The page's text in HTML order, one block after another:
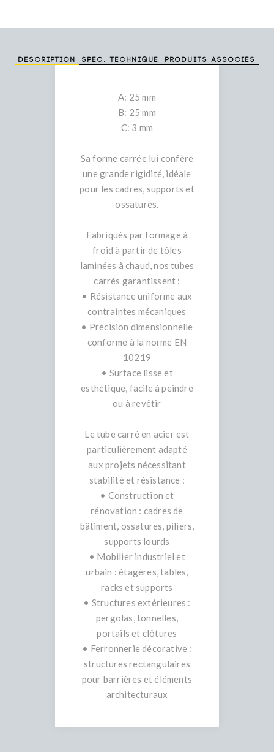
Description Spéc. technique Produits associés
A: 25 mm
B: 25 mm
C: 3 mm
Sa forme carrée lui confère
une grande rigidité, idéale
pour les cadres, supports et
ossatures.
Fabriqués par formage à
froid à partir de tôles
laminées à chaud, nos tubes
carrés garantissent :
• Résistance uniforme aux
contraintes mécaniques
• Précision dimensionnelle
conforme à la norme EN
10219
• Surface lisse et
esthétique, facile à peindre
ou à revêtir
Le tube carré en acier est
particulièrement adapté
aux projets nécessitant
stabilité et résistance :
• Construction et
rénovation : cadres de
bâtiment, ossatures, piliers,
supports lourds
• Mobilier industriel et
urbain : étagères, tables,
racks et supports
• Structures extérieures :
pergolas, tonnelles,
portails et clôtures
• Ferronnerie décorative :
structures rectangulaires
pour barrières et éléments
architecturaux